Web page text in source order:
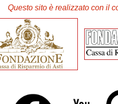
Questo sito è realizzato con il